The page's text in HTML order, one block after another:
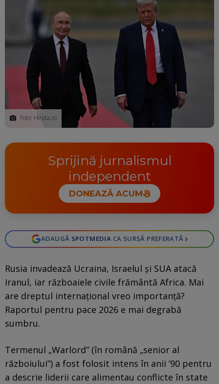
Foto: Hepta.ro
Sprijină jurnalismul
independent
DONEAZĂ ACUM
ADAUGĂ SPOTMEDIA CA SURSĂ PREFERATĂ ›
Rusia invadează Ucraina, Israelul și SUA atacă
Iranul, iar războaiele civile frământă Africa. Mai
are dreptul internațional vreo importanță?
Raportul pentru pace 2026 e mai degrabă
sumbru.
Termenul „Warlord” (în română „senior al
războiului”) a fost folosit intens în anii ’90 pentru
a descrie liderii care alimentau conflicte în state